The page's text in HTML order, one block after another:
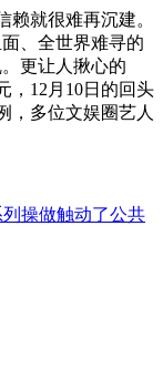
就很难再沉建。
、全世界难寻的
更让人揪心的
，12月10日的回头
，多位文娱圈艺人
操做触动了公共